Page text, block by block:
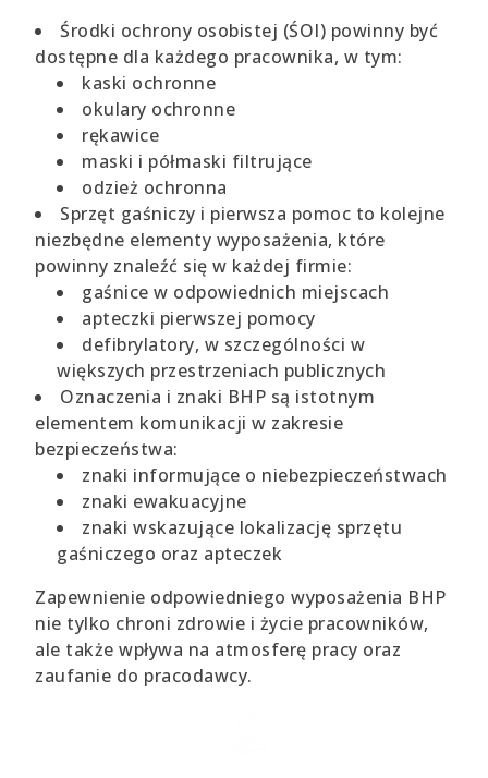
Środki ochrony osobistej (ŚOI) powinny być
dostępne dla każdego pracownika, w tym:
kaski ochronne
okulary ochronne
rękawice
maski i półmaski filtrujące
odzież ochronna
Sprzęt gaśniczy i pierwsza pomoc to kolejne
niezbędne elementy wyposażenia, które
powinny znaleźć się w każdej firmie:
gaśnice w odpowiednich miejscach
apteczki pierwszej pomocy
defibrylatory, w szczególności w
większych przestrzeniach publicznych
Oznaczenia i znaki BHP są istotnym
elementem komunikacji w zakresie
bezpieczeństwa:
znaki informujące o niebezpieczeństwach
znaki ewakuacyjne
znaki wskazujące lokalizację sprzętu
gaśniczego oraz apteczek
Zapewnienie odpowiedniego wyposażenia BHP
nie tylko chroni zdrowie i życie pracowników,
ale także wpływa na atmosferę pracy oraz
zaufanie do pracodawcy.